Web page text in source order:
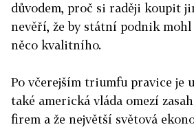
důvodem, proč si raději koupit
nevěří, že by státní podnik
něco kvalitního.
Po včerejším triumfu pravice je
také americká vláda omezí
firem a že největší světová